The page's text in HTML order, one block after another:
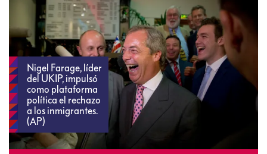
estilo de vida británico y algunos “nos odian y quieren
matarnos”.
Con esa retórica, los nativistas encendieron una llama de
animadversión en contra de los rumanos, tal y como lo
intenta el virtual candidato republicano con los mexicanos.
“Nos roban los trabajos”